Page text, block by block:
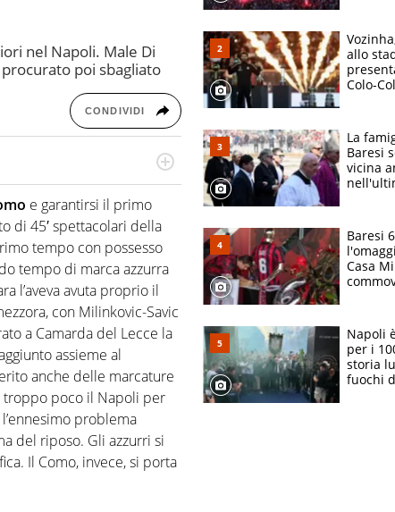
nel Napoli. Male Di
poi sbagliato
CONDIVIDI
Tocca l'apice quando ha
e garantirsi il primo
di 45′ spettacolari della
tempo con possesso
tempo di marca azzurra
l’aveva avuta proprio il
con Milinkovic-Savic
a Camarda del Lecce la
assieme al
anche delle marcature
troppo poco il Napoli per
problema
del riposo. Gli azzurri si
Il Como, invece, si porta
allo
Colo-
La
Baresi
vicina
Baresi
Casa
bigliettini
Napoli
per i
storia
fuochi